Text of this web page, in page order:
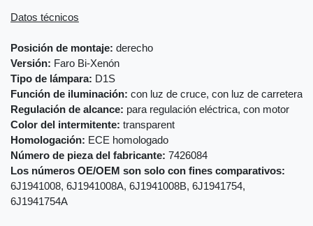
Datos técnicos
Posición de montaje: derecho
Versión: Faro Bi-Xenón
Tipo de lámpara: D1S
Función de iluminación: con luz de cruce, con luz de carretera
Regulación de alcance: para regulación eléctrica, con motor
Color del intermitente: transparent
Homologación: ECE homologado
Número de pieza del fabricante: 7426084
Los números OE/OEM son solo con fines comparativos:
6J1941008, 6J1941008A, 6J1941008B, 6J1941754,
6J1941754A